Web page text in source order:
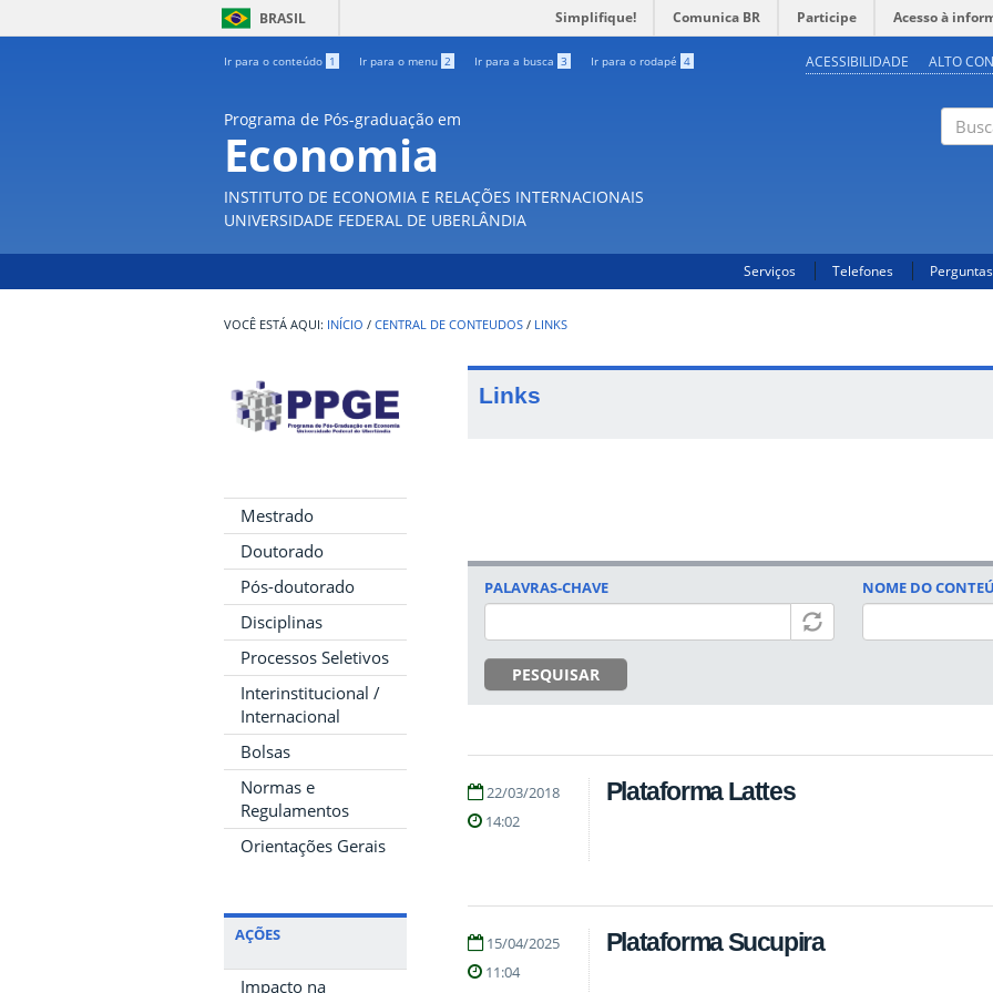
BRASIL Simplifique! Comunica BR Participe Acesso à
Ir para o conteúdo 1 Ir para o menu 2 Ir para a busca 3 Ir para o rodapé 4 ACESSIBILIDADE ALTO
Programa de Pós-graduação em
Economia
INSTITUTO DE ECONOMIA E RELAÇÕES INTERNACIONAIS
UNIVERSIDADE FEDERAL DE UBERLÂNDIA
Serviços Telefones
INÍCIO / CENTRAL DE CONTEUDOS / LINKS
Mestrado
Doutorado
Pós-doutorado
Disciplinas
Processos Seletivos
Interinstitucional /
Internacional
Bolsas
Normas e
Regulamentos
Orientações Gerais
AÇÕES
Impacto na
Links
PALAVRAS-CHAVE
PESQUISAR
NOME DO
22/03/2018
14:02
Plataforma Lattes
15/04/2025
11:04
Plataforma Sucupira